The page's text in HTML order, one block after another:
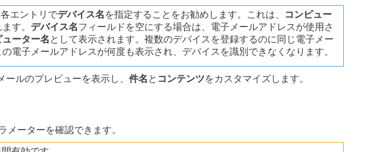
エントリでデバイス名を指定することをお勧めします。これは、
コンピュー
す。 デバイス名フィールドを空にする場合は、電子メールアドレスが使用さ
ーター名として表示されます。複数のデバイスを登録するのに同じ電子メー
電子メールアドレスが何度も表示され、デバイスを識別できなくなります。
ルのプレビューを表示し、 件名と コンテンツをカスタマイズします。
ーターを確認できます。